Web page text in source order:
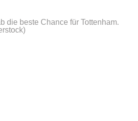
die beste Chance für Tottenham.